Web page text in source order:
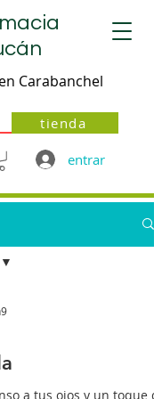
entrar
Carabanchel
tienda
a tus ojos y un toque